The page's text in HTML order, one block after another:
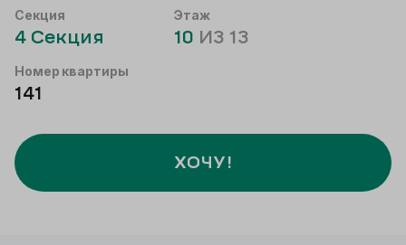
Секция
4 Секция
Этаж
10 ИЗ 13
Номер квартиры
141
ХОЧУ!